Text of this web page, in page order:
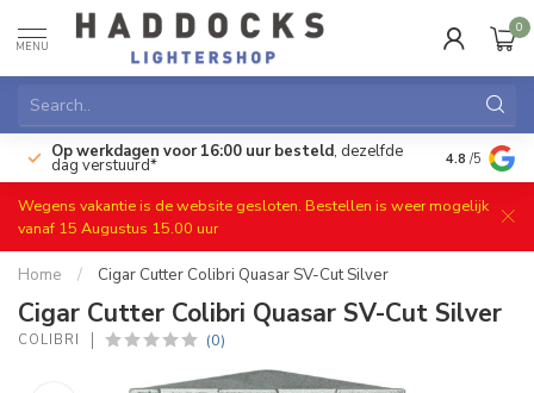
MENU
0
Op werkdagen voor 16:00 uur besteld, dezelfde
dag verstuurd* Gratis
4.8 /5
Wegens vakantie is de website gesloten. Bestellen is weer mogelijk
vanaf 15 Augustus 15.00 uur
Home / Cigar Cutter Colibri Quasar SV-Cut Silver
Cigar Cutter Colibri Quasar SV-Cut Silver
COLIBRI (0)